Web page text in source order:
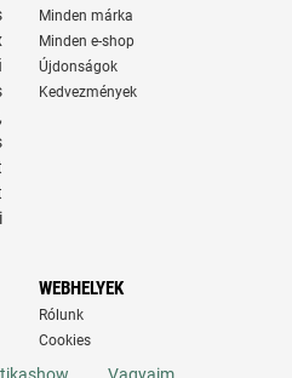
Minden márka
Minden e-shop
Újdonságok
Kedvezmények
WEBHELYEK
Rólunk
Cookies